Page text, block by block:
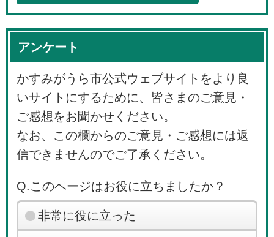
アンケート
かすみがうら市公式ウェブサイトをより良
いサイトにするために、皆さまのご意見・
ご感想をお聞かせください。
なお、この欄からのご意見・ご感想には返
信できませんのでご了承ください。
Q.このページはお役に立ちましたか？
非常に役に立った